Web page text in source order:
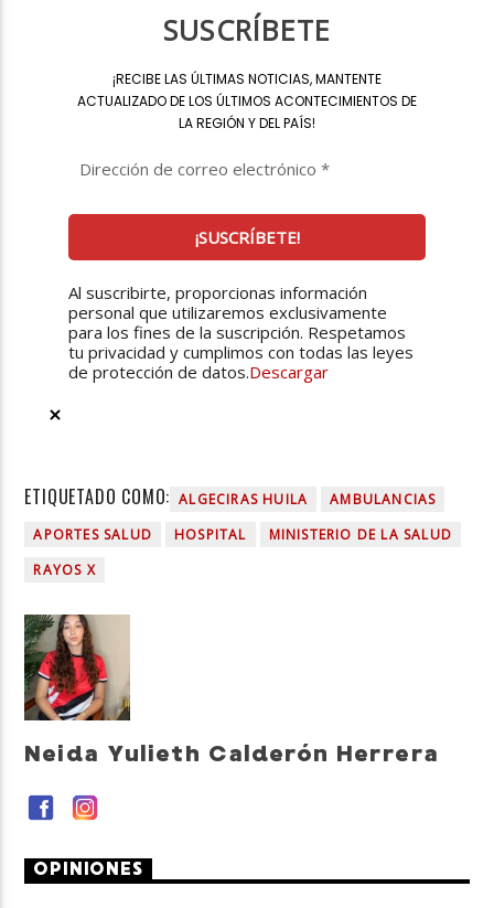
SUSCRÍBETE
¡RECIBE LAS ÚLTIMAS NOTICIAS, MANTENTE
ACTUALIZADO DE LOS ÚLTIMOS ACONTECIMIENTOS DE
LA REGIÓN Y DEL PAÍS!
Al suscribirte, proporcionas información
personal que utilizaremos exclusivamente
para los fines de la suscripción. Respetamos
tu privacidad y cumplimos con todas las leyes
de protección de datos.Descargar
ETIQUETADO COMO: ALGECIRAS HUILA
AMBULANCIAS
APORTES SALUD
HOSPITAL
MINISTERIO DE LA SALUD
RAYOS X
Neida Yulieth Calderón Herrera
OPINIONES